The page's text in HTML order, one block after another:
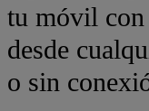
tu móvil
desde
o sin